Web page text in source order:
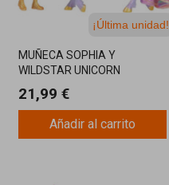
¡Última unidad!
MUÑECA SOPHIA Y
WILDSTAR UNICORN
MAGIA Y AVENTURAS CON
BRILLANTE
21,99 €
Añadir al carrito